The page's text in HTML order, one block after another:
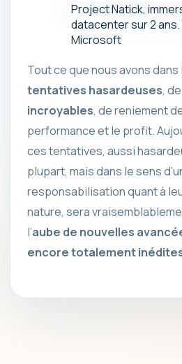
Project Natick,
datacenter sur 2 ans.
Microsoft
Tout ce que nous avons
tentatives hasardeuses, de
incroyables, de reniement
performance et le profit.
ces tentatives, aussi
plupart, mais dans le sens
responsabilisation quant à
nature, sera
l’aube de nouvelles
encore totalement